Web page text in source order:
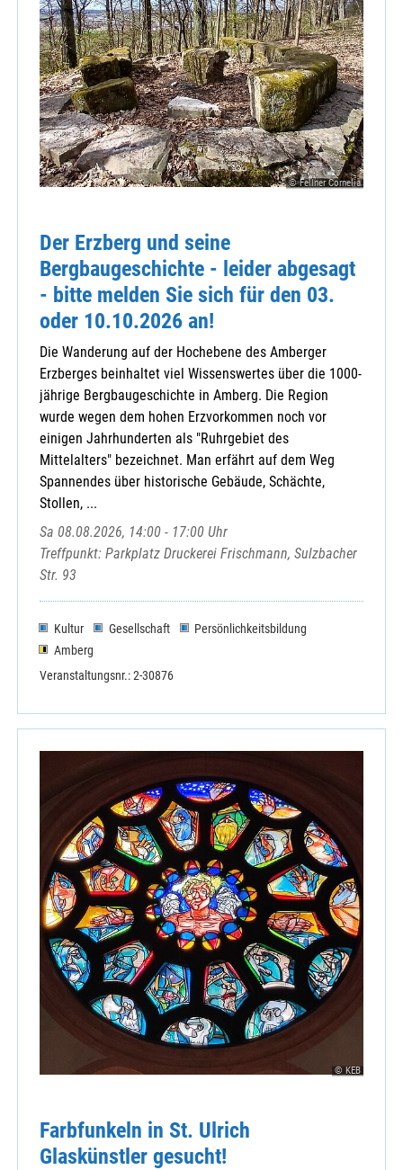
© Fellner Cornelia
Der Erzberg und seine
Bergbaugeschichte - leider abgesagt
- bitte melden Sie sich für den 03.
oder 10.10.2026 an!
Die Wanderung auf der Hochebene des Amberger
Erzberges beinhaltet viel Wissenswertes über die 1000-
jährige Bergbaugeschichte in Amberg. Die Region
wurde wegen dem hohen Erzvorkommen noch vor
einigen Jahrhunderten als "Ruhrgebiet des
Mittelalters" bezeichnet. Man erfährt auf dem Weg
Spannendes über historische Gebäude, Schächte,
Stollen, ...
Sa 08.08.2026, 14:00 - 17:00 Uhr
Treffpunkt: Parkplatz Druckerei Frischmann, Sulzbacher
Str. 93
Kultur Gesellschaft
Persönlichkeitsbildung
Amberg
Veranstaltungsnr.: 2-30876
© KEB
Farbfunkeln in St. Ulrich
Glaskünstler gesucht!